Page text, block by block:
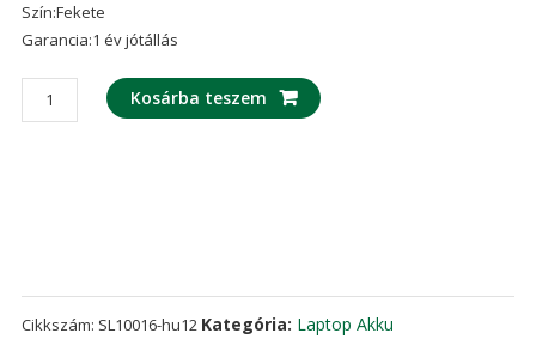
Szín:Fekete
Garancia:1 év jótállás
laptop
akku/akkumulátor
Kosárba teszem
Cikkszám: SL10016-hu12 Kategória: Laptop Akku